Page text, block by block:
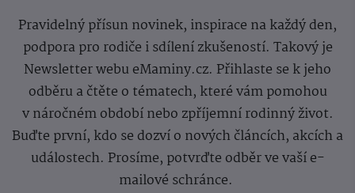
Pravidelný přísun novinek, inspirace na každý den,
podpora pro rodiče i sdílení zkušeností. Takový je
Newsletter webu eMaminy.cz. Přihlaste se k jeho
odběru a čtěte o tématech, které vám pomohou
v náročném období nebo zpříjemní rodinný život.
Buďte první, kdo se dozví o nových článcích, akcích a
událostech. Prosíme, potvrďte odběr ve vaší e-
mailové schránce.